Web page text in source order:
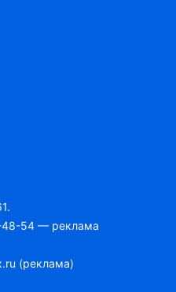
48-54 — реклама
(реклама)